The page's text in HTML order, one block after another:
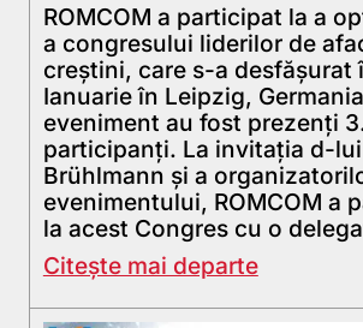
ROMCOM a participat la a
a congresului liderilor de
creştini, care s-a desfăşurat
Ianuarie în Leipzig,
eveniment au fost prezenți
participanți. La invitația d-
Brühlmann și a
evenimentului, ROMCOM a
la acest Congres cu o
Citește mai departe